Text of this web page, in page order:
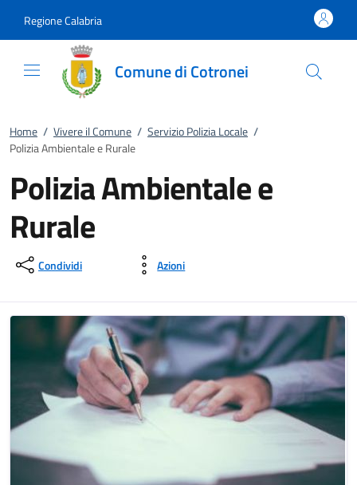
Regione Calabria
Comune di Cotronei
Home / Vivere il Comune / Servizio Polizia Locale /
Polizia Ambientale e Rurale
Polizia Ambientale e
Rurale
Condividi Azioni